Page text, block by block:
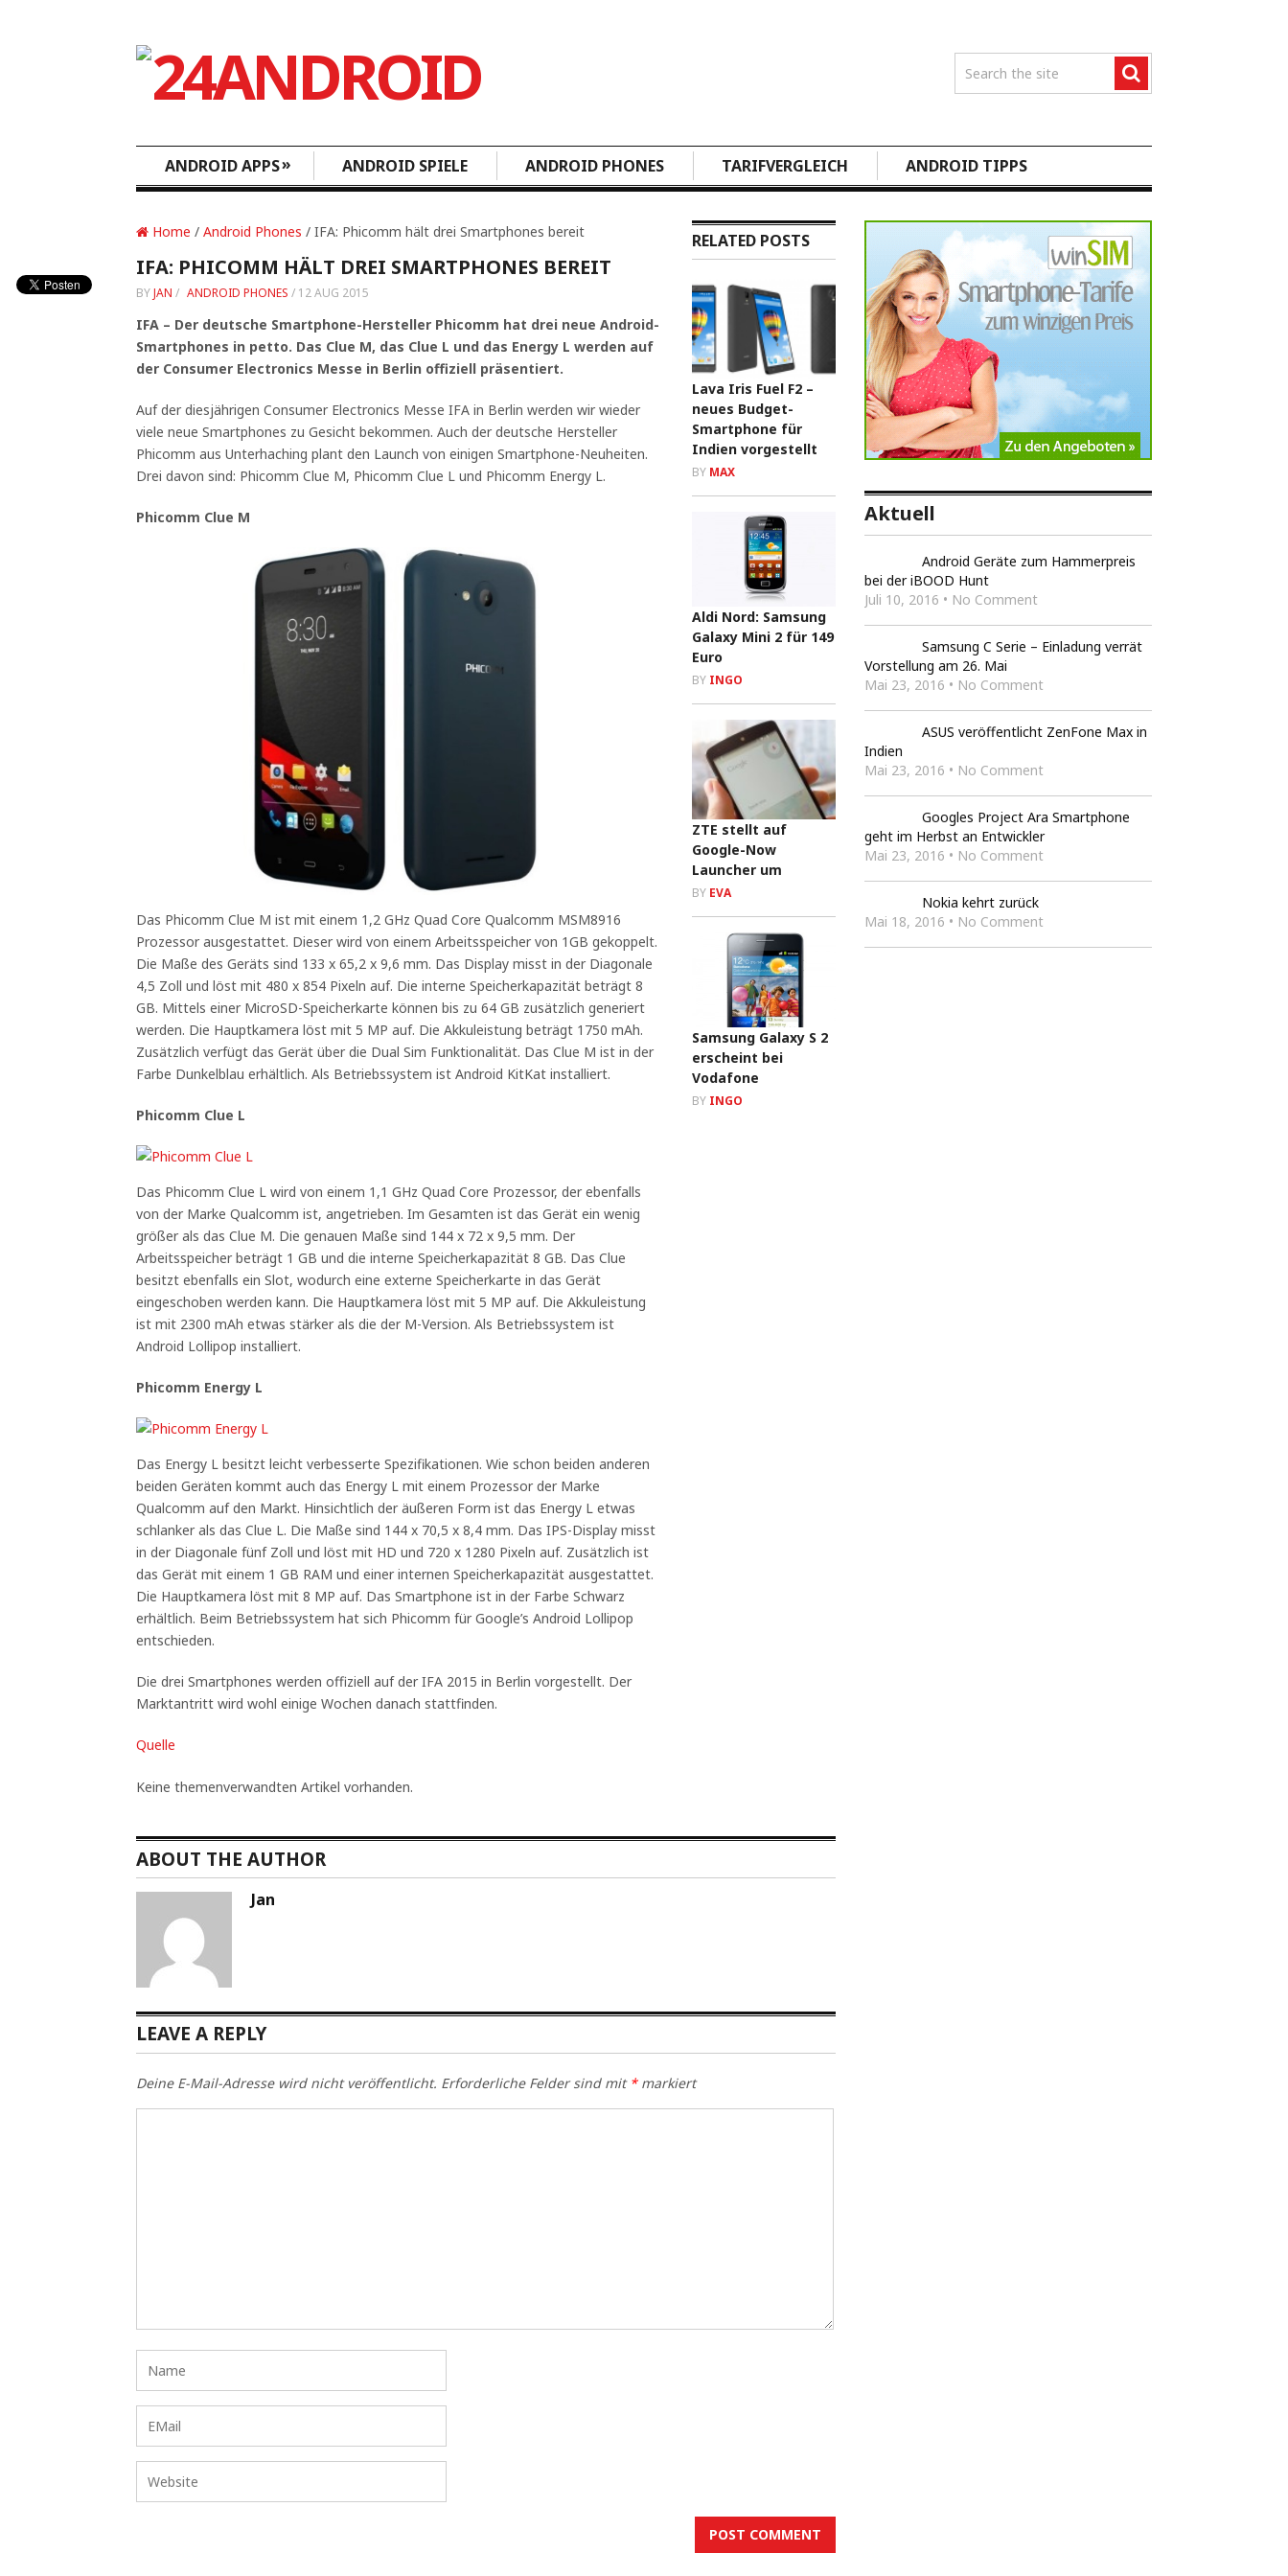
ANDROID APPS» ANDROID SPIELE ANDROID PHONES TARIFVERGLEICH ANDROID TIPPS
Home / Android Phones / IFA: Phicomm hält drei Smartphones bereit
IFA: PHICOMM HÄLT DREI SMARTPHONES BEREIT
BYJAN / ANDROID PHONES / 12 AUG 2015
IFA – Der deutsche Smartphone-Hersteller Phicomm hat drei neue Android-
Smartphones in petto. Das Clue M, das Clue L und das Energy L werden auf
der Consumer Electronics Messe in Berlin offiziell präsentiert.
Auf der diesjährigen Consumer Electronics Messe IFA in Berlin werden wir wieder
viele neue Smartphones zu Gesicht bekommen. Auch der deutsche Hersteller
Phicomm aus Unterhaching plant den Launch von einigen Smartphone-Neuheiten.
Drei davon sind: Phicomm Clue M, Phicomm Clue L und Phicomm Energy L.
Phicomm Clue M
Das Phicomm Clue M ist mit einem 1,2 GHz Quad Core Qualcomm MSM8916
Prozessor ausgestattet. Dieser wird von einem Arbeitsspeicher von 1GB gekoppelt.
Die Maße des Geräts sind 133 x 65,2 x 9,6 mm. Das Display misst in der Diagonale
4,5 Zoll und löst mit 480 x 854 Pixeln auf. Die interne Speicherkapazität beträgt 8
GB. Mittels einer MicroSD-Speicherkarte können bis zu 64 GB zusätzlich generiert
werden. Die Hauptkamera löst mit 5 MP auf. Die Akkuleistung beträgt 1750 mAh.
Zusätzlich verfügt das Gerät über die Dual Sim Funktionalität. Das Clue M ist in der
Farbe Dunkelblau erhältlich. Als Betriebssystem ist Android KitKat installiert.
Phicomm Clue L
Das Phicomm Clue L wird von einem 1,1 GHz Quad Core Prozessor, der ebenfalls
von der Marke Qualcomm ist, angetrieben. Im Gesamten ist das Gerät ein wenig
größer als das Clue M. Die genauen Maße sind 144 x 72 x 9,5 mm. Der
Arbeitsspeicher beträgt 1 GB und die interne Speicherkapazität 8 GB. Das Clue
besitzt ebenfalls ein Slot, wodurch eine externe Speicherkarte in das Gerät
eingeschoben werden kann. Die Hauptkamera löst mit 5 MP auf. Die Akkuleistung
ist mit 2300 mAh etwas stärker als die der M-Version. Als Betriebssystem ist
Android Lollipop installiert.
Phicomm Energy L
Das Energy L besitzt leicht verbesserte Spezifikationen. Wie schon beiden anderen
beiden Geräten kommt auch das Energy L mit einem Prozessor der Marke
Qualcomm auf den Markt. Hinsichtlich der äußeren Form ist das Energy L etwas
schlanker als das Clue L. Die Maße sind 144 x 70,5 x 8,4 mm. Das IPS-Display misst
in der Diagonale fünf Zoll und löst mit HD und 720 x 1280 Pixeln auf. Zusätzlich ist
das Gerät mit einem 1 GB RAM und einer internen Speicherkapazität ausgestattet.
Die Hauptkamera löst mit 8 MP auf. Das Smartphone ist in der Farbe Schwarz
erhältlich. Beim Betriebssystem hat sich Phicomm für Google’s Android Lollipop
entschieden.
Die drei Smartphones werden offiziell auf der IFA 2015 in Berlin vorgestellt. Der
Marktantritt wird wohl einige Wochen danach stattfinden.
Quelle
Keine themenverwandten Artikel vorhanden.
RELATED POSTS
Lava Iris Fuel F2 –
neues Budget-
Smartphone für
Indien vorgestellt
BY MAX
Aldi Nord: Samsung
Galaxy Mini 2 für 149
Euro
BY INGO
ZTE stellt auf
Google-Now
Launcher um
BY EVA
Samsung Galaxy S 2
erscheint bei
Vodafone
BY INGO
ABOUT THE AUTHOR
Jan
LEAVE A REPLY
Deine E-Mail-Adresse wird nicht veröffentlicht. Erforderliche Felder sind mit *markiert
Aktuell
Android Geräte zum Hammerpreis
bei der iBOOD Hunt
Juli 10, 2016 • No Comment
Samsung C Serie – Einladung verrät
Vorstellung am 26. Mai
Mai 23, 2016 • No Comment
ASUS veröffentlicht ZenFone Max in
Indien
Mai 23, 2016 • No Comment
Googles Project Ara Smartphone
geht im Herbst an Entwickler
Mai 23, 2016 • No Comment
Nokia kehrt zurück
Mai 18, 2016 • No Comment